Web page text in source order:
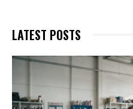
LATEST POSTS